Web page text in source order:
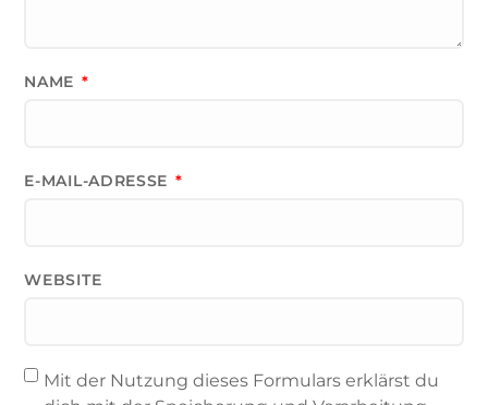
NAME *
E-MAIL-ADRESSE *
WEBSITE
Mit der Nutzung dieses Formulars erklärst du